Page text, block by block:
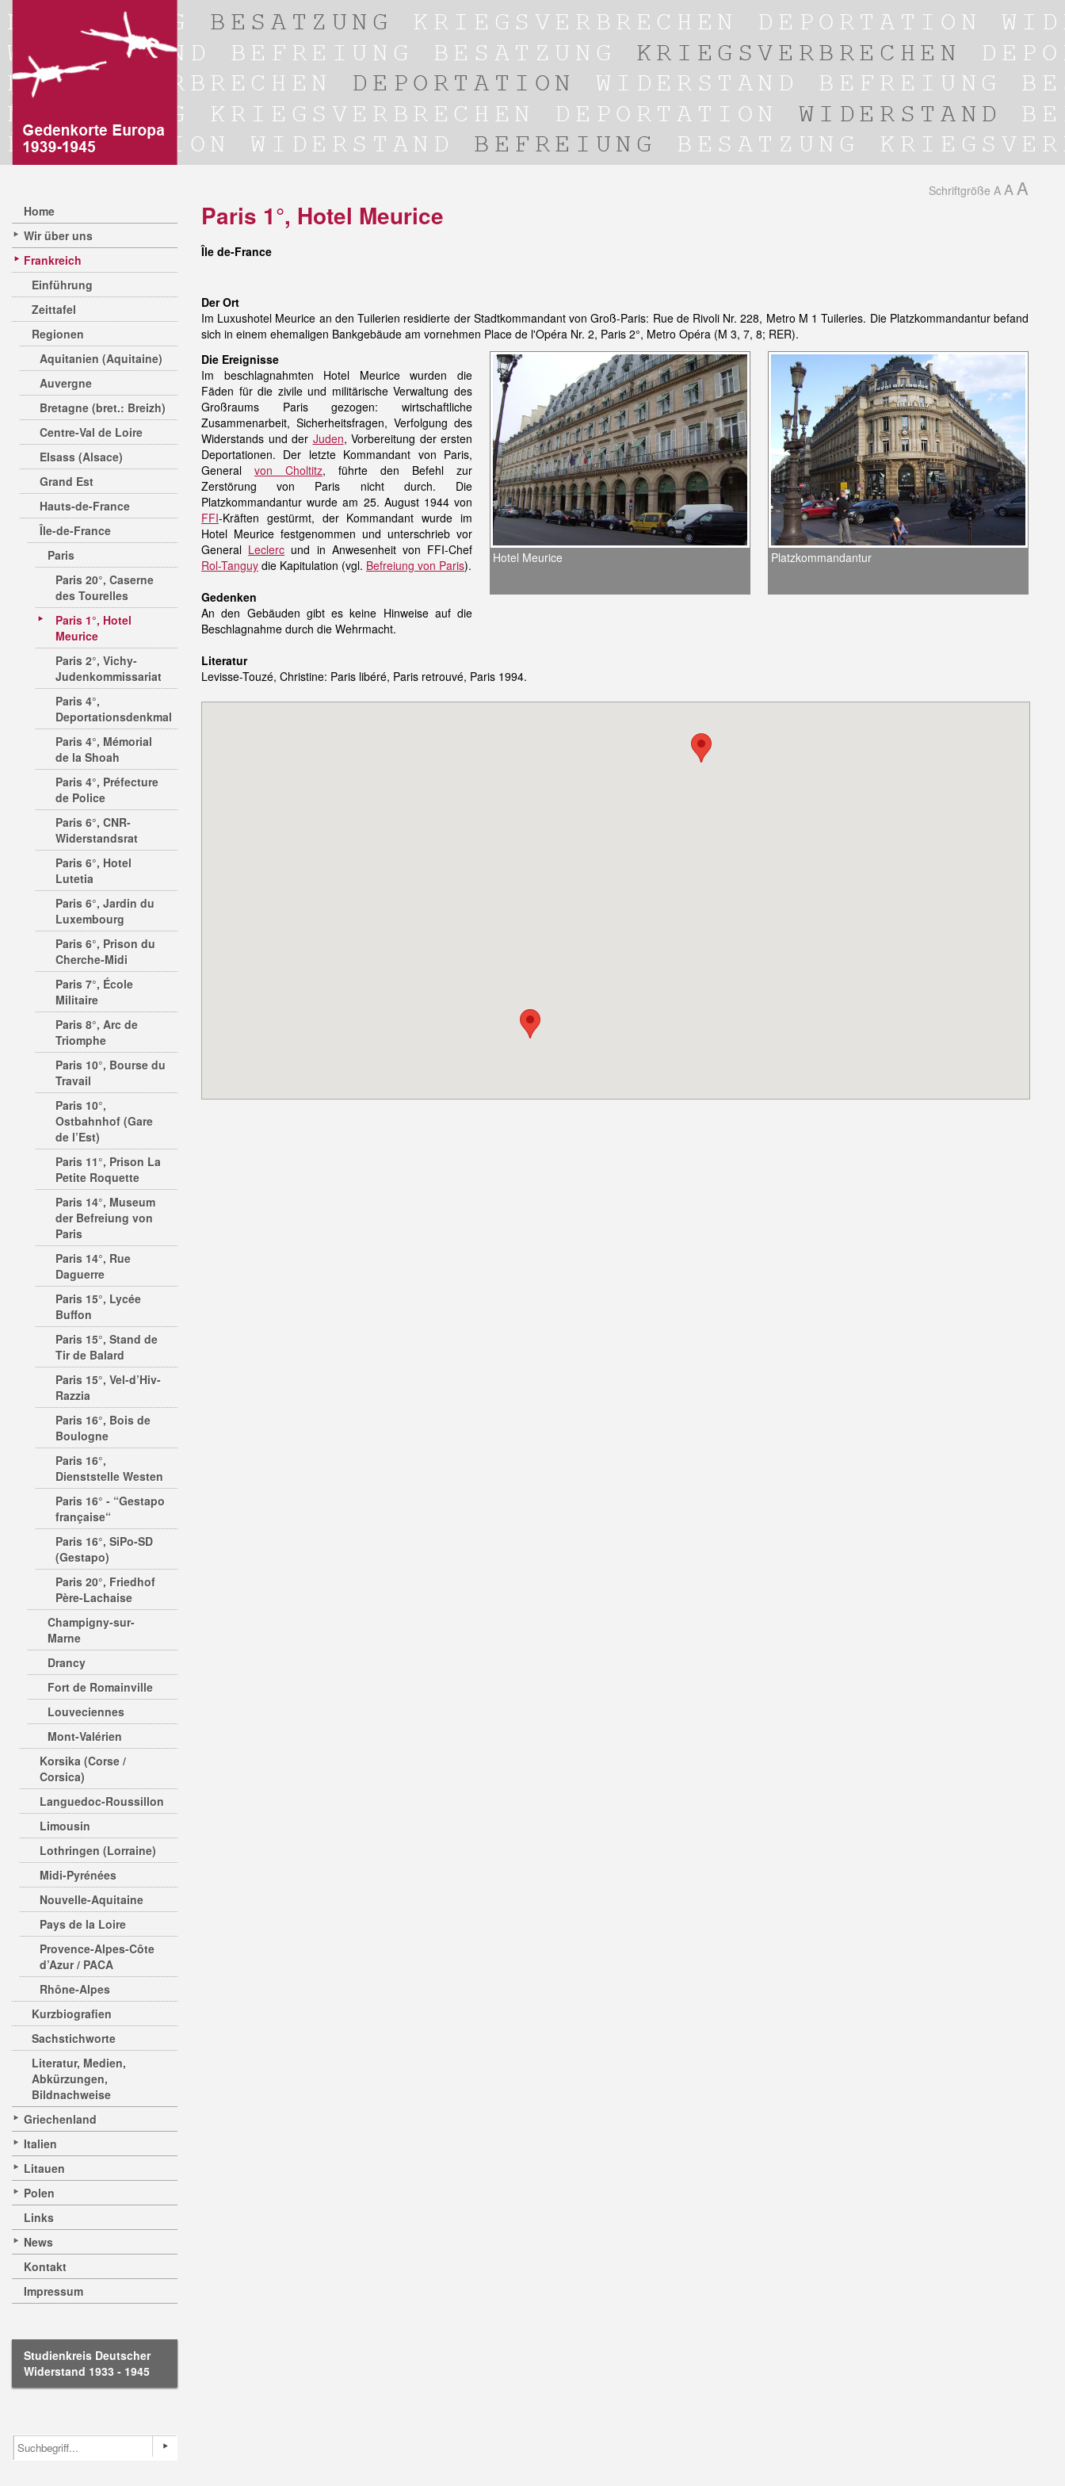
Home
Wir über uns
Frankreich
Einführung
Zeittafel
Regionen
Aquitanien (Aquitaine)
Auvergne
Bretagne (bret.: Breizh)
Centre-Val de Loire
Elsass (Alsace)
Grand Est
Hauts-de-France
Île-de-France
Paris
Paris 20°, Caserne
des Tourelles
Paris 1°, Hotel
Meurice
Paris 2°, Vichy-
Judenkommissariat
Paris 4°,
Deportationsdenkmal
Paris 4°, Mémorial
de la Shoah
Paris 4°, Préfecture
de Police
Paris 6°, CNR-
Widerstandsrat
Paris 6°, Hotel
Lutetia
Paris 6°, Jardin du
Luxembourg
Paris 6°, Prison du
Cherche-Midi
Paris 7°, École
Militaire
Paris 8°, Arc de
Triomphe
Paris 10°, Bourse du
Travail
Paris 10°,
Ostbahnhof (Gare
de l’Est)
Paris 11°, Prison La
Petite Roquette
Paris 14°, Museum
der Befreiung von
Paris
Paris 14°, Rue
Daguerre
Paris 15°, Lycée
Buffon
Paris 15°, Stand de
Tir de Balard
Paris 15°, Vel-d’Hiv-
Razzia
Paris 16°, Bois de
Boulogne
Paris 16°,
Dienststelle Westen
Paris 16° - “Gestapo
française“
Paris 16°, SiPo-SD
(Gestapo)
Paris 20°, Friedhof
Père-Lachaise
Champigny-sur-
Marne
Drancy
Fort de Romainville
Louveciennes
Mont-Valérien
Korsika (Corse /
Corsica)
Languedoc-Roussillon
Limousin
Lothringen (Lorraine)
Midi-Pyrénées
Nouvelle-Aquitaine
Pays de la Loire
Provence-Alpes-Côte
d’Azur / PACA
Rhône-Alpes
Kurzbiografien
Sachstichworte
Literatur, Medien,
Abkürzungen,
Bildnachweise
Griechenland
Italien
Litauen
Polen
Links
News
Kontakt
Impressum
Studienkreis Deutscher
Widerstand 1933 - 1945
Schriftgröße A A A
Paris 1°, Hotel Meurice
Île de-France
Der Ort
Im Luxushotel Meurice an den Tuilerien residierte der Stadtkommandant von Groß-Paris: Rue de Rivoli Nr. 228, Metro M 1 Tuileries. Die Platzkommandantur befand
sich in einem ehemaligen Bankgebäude am vornehmen Place de l'Opéra Nr. 2, Paris 2°, Metro Opéra (M 3, 7, 8; RER).
Platzkommandantur
Hotel Meurice
Die Ereignisse
Im beschlagnahmten Hotel Meurice wurden die
Fäden für die zivile und militärische Verwaltung des
Großraums Paris gezogen: wirtschaftliche
Zusammenarbeit, Sicherheitsfragen, Verfolgung des
Widerstands und der Juden, Vorbereitung der ersten
Deportationen. Der letzte Kommandant von Paris,
General von Choltitz, führte den Befehl zur
Zerstörung von Paris nicht durch. Die
Platzkommandantur wurde am 25. August 1944 von
FFI-Kräften gestürmt, der Kommandant wurde im
Hotel Meurice festgenommen und unterschrieb vor
General Leclerc und in Anwesenheit von FFI-Chef
Rol-Tanguy die Kapitulation (vgl. Befreiung von Paris).
Gedenken
An den Gebäuden gibt es keine Hinweise auf die
Beschlagnahme durch die Wehrmacht.
Literatur
Levisse-Touzé, Christine: Paris libéré, Paris retrouvé, Paris 1994.